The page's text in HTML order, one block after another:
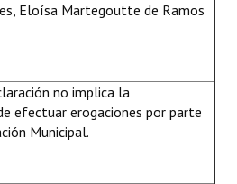
Eloísa Martegoutte de Ramos
no implica la
efectuar erogaciones por parte
Municipal.